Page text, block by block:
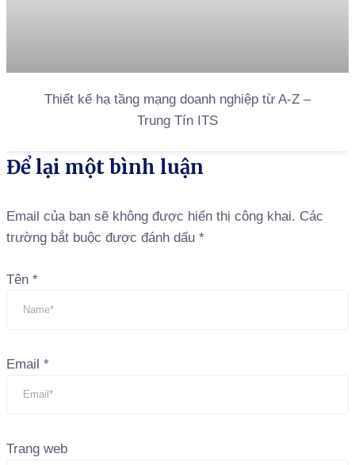
Thiết kế hạ tầng mạng doanh nghiệp từ A-Z –
Trung Tín ITS
Để lại một bình luận
Email của bạn sẽ không được hiển thị công khai. Các
trường bắt buộc được đánh dấu *
Tên *
Email *
Trang web